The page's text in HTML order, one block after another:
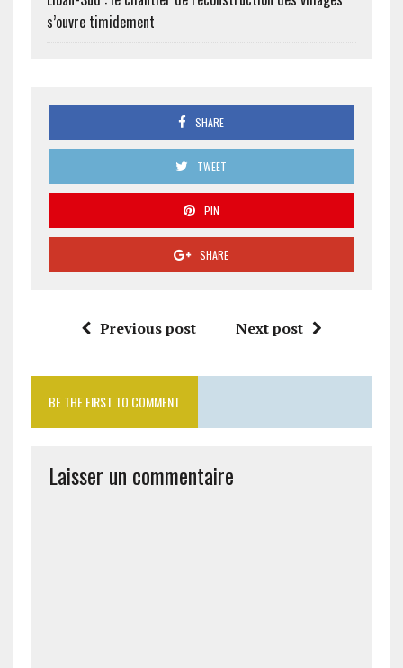
s’ouvre timidement
SHARE
TWEET
PIN
SHARE
Previous post Next post
BE THE FIRST TO COMMENT
Laisser un commentaire